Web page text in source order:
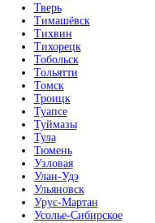
Тверь
Тимашёвск
Тихвин
Тихорецк
Тобольск
Тольятти
Томск
Троицк
Туапсе
Туймазы
Тула
Тюмень
Узловая
Улан-Удэ
Ульяновск
Урус-Мартан
Усолье-Сибирское